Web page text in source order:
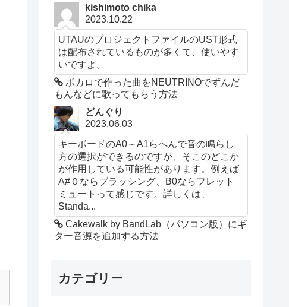
kishimoto chika
2023.10.22
UTAUのプロジェクトファイルのUST形式
は配布されているものが多くて、使いやす
いですよ。
ボカロで作った曲をNEUTRINOでずんだ
もんなどに歌ってもらう方法
どんぐり
2023.06.03
キーボードのA0～A1らへんで音の鳴らし
方の選択ができるのですが、そこのどこか
が作用している可能性があります。例えば
A#０ならブラッシング、B0ならフレット
ミュートって感じです。詳しくは、
Standa...
Cakewalk by BandLab（パソコン版）にギ
ター音源を追加する方法
カテゴリー